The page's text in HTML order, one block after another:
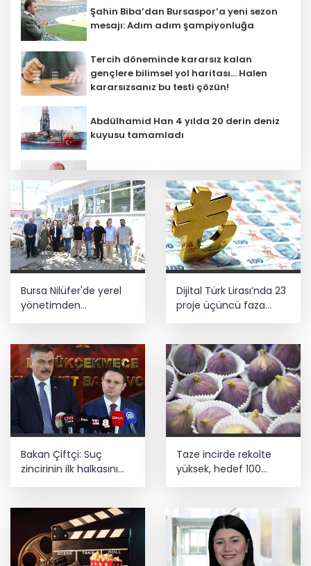
Şahin Biba’dan Bursaspor’a yeni sezon
mesajı: Adım adım şampiyonluğa
Tercih döneminde kararsız kalan
gençlere bilimsel yol haritası... Halen
kararsızsanız bu testi çözün!
Abdülhamid Han 4 yılda 20 derin deniz
kuyusu tamamladı
görevden uzaklaştırıldı
Çocuk adalet sisteminde yeni dönem
Üniversitelerde yeni dönem! Akademik
sahtekârlığa hapis, öğrencilere dönüş
rüzgar alarmı!
Bursa Nilüfer'de yerel
yönetimden
mahallelerde yerinde
Dijital Türk Lirası’nda 23
proje üçüncü faza
geçti
Bakan Çiftçi: Suç
zincirinin ilk halkasını
kıracağız
Taze incirde rekolte
yüksek, hedef 100
milyon dolar